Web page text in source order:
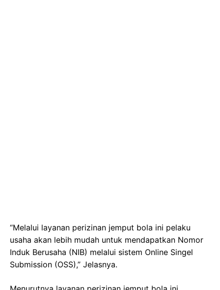
“Melalui layanan perizinan jemput bola ini pelaku
usaha akan lebih mudah untuk mendapatkan Nomor
Induk Berusaha (NIB) melalui sistem Online Singel
Submission (OSS),” Jelasnya.